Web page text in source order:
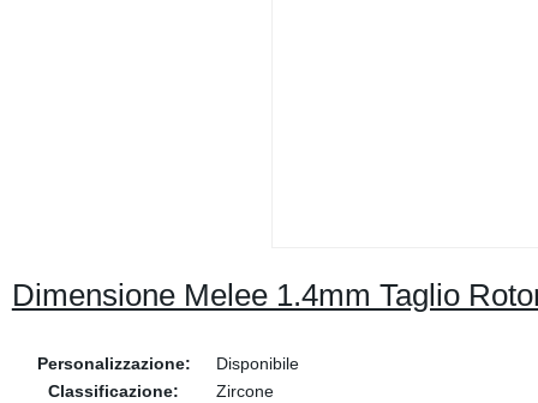
Dimensione Melee 1.4mm Taglio
Personalizzazione:
Disponibile
Classificazione:
Zircone